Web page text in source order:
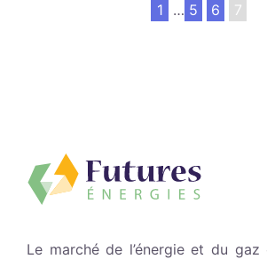
1 … 5 6 7
Le marché de l’énergie et du